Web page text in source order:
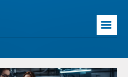
☰